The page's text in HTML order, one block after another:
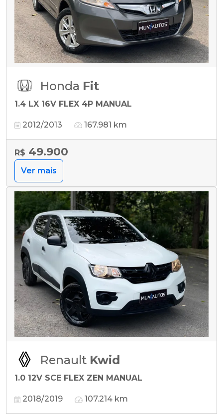
Honda Fit
1.4 LX 16V FLEX 4P MANUAL
2012/2013 167.981 km
R$ 49.900
Ver mais
Renault Kwid
1.0 12V SCE FLEX ZEN MANUAL
2018/2019 107.214 km